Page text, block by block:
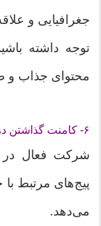
جغرافیایی و
توجه داشته
محتوای جذاب و
۶- کامنت گذاشتن در توییتر
شرکت فعال در
پیج‌های مرتبط
می‌دهد.